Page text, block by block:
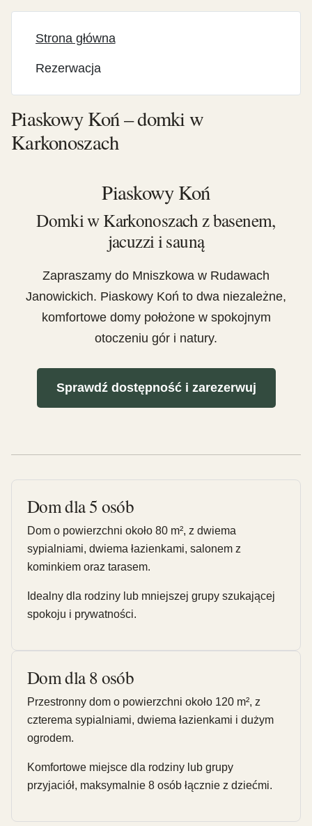
Strona główna
Rezerwacja
Piaskowy Koń – domki w
Karkonoszach
Piaskowy Koń
Domki w Karkonoszach z basenem,
jacuzzi i sauną
Zapraszamy do Mniszkowa w Rudawach
Janowickich. Piaskowy Koń to dwa niezależne,
komfortowe domy położone w spokojnym
otoczeniu gór i natury.
Sprawdź dostępność i zarezerwuj
Dom dla 5 osób
Dom o powierzchni około 80 m², z dwiema
sypialniami, dwiema łazienkami, salonem z
kominkiem oraz tarasem.
Idealny dla rodziny lub mniejszej grupy szukającej
spokoju i prywatności.
Dom dla 8 osób
Przestronny dom o powierzchni około 120 m², z
czterema sypialniami, dwiema łazienkami i dużym
ogrodem.
Komfortowe miejsce dla rodziny lub grupy
przyjaciół, maksymalnie 8 osób łącznie z dziećmi.